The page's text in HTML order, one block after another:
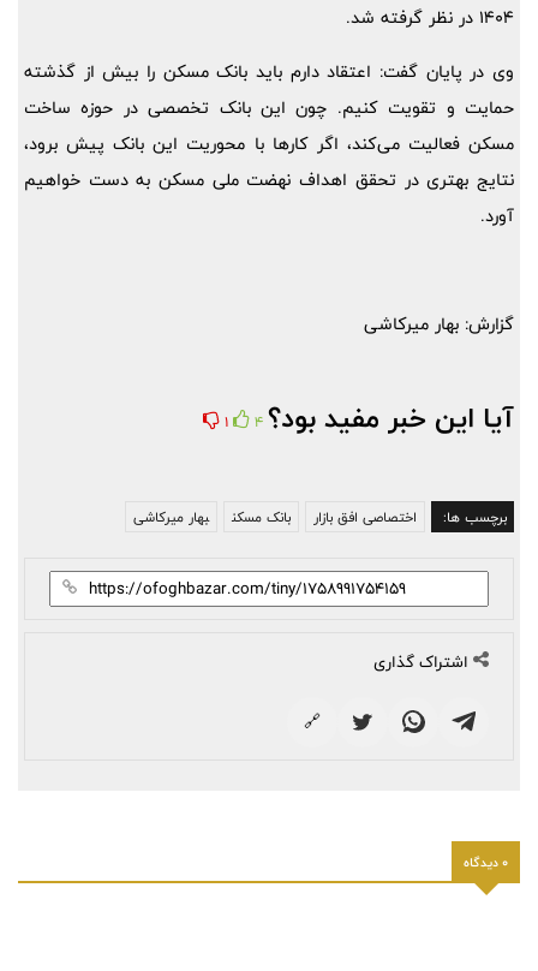
1404 در نظر گرفته شد.
وی در پایان گفت: اعتقاد دارم باید بانک مسکن را بیش از گذشته
حمایت و تقویت کنیم. چون این بانک تخصصی در حوزه ساخت
مسکن فعالیت می‌کند، اگر کارها با محوریت این بانک پیش برود،
نتایج بهتری در تحقق اهداف نهضت ملی مسکن به دست خواهیم
آورد.
گزارش: بهار میرکاشی
آیا این خبر مفید بود؟4
1
برچسب ها: اختصاصی افق بازار بانک مسکن بهار میرکاشی
اشتراک گذاری
🔗
0 دیدگاه